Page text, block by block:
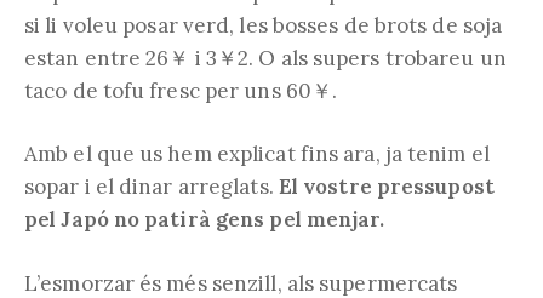
si li voleu posar verd, les bosses de brots de soja
estan entre 26￥ i 3￥2. O als supers trobareu un
taco de tofu fresc per uns 60￥.
Amb el que us hem explicat fins ara, ja tenim el
sopar i el dinar arreglats. El vostre pressupost
pel Japó no patirà gens pel menjar.
L’esmorzar és més senzill, als supermercats